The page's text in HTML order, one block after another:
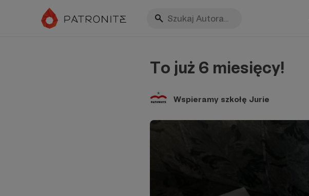
To już 6 miesięcy!
Wspieramy szkołę Jurie